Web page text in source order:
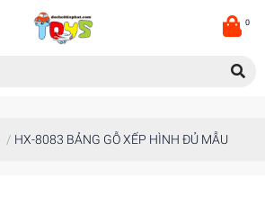
0
/ HX-8083 BẢNG GỖ XẾP HÌNH ĐỦ MẪU